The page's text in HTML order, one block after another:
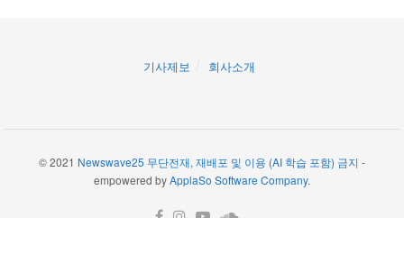
기사제보 회사소개
© 2021 Newswave25 무단전재, 재배포 및 이용 (AI 학습 포함) 금지 -
empowered byApplaSo Software Company.